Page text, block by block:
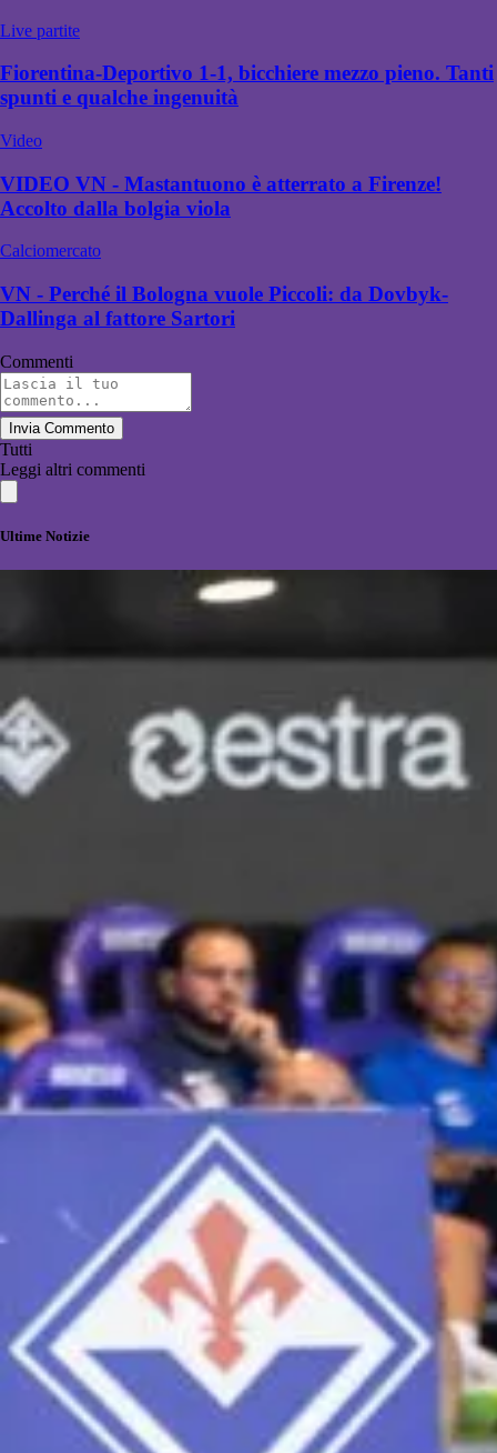
Live partite
Fiorentina-Deportivo 1-1, bicchiere mezzo pieno. Tanti
spunti e qualche ingenuità
Video
VIDEO VN - Mastantuono è atterrato a Firenze!
Accolto dalla bolgia viola
Calciomercato
VN - Perché il Bologna vuole Piccoli: da Dovbyk-
Dallinga al fattore Sartori
Commenti
Invia Commento
Tutti
Leggi altri commenti
Ultime Notizie